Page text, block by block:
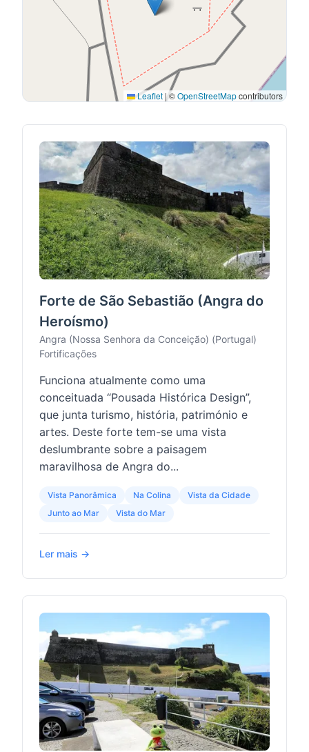
Leaflet |©OpenStreetMapcontributors
Forte de São Sebastião (Angra do
Heroísmo)
Angra (Nossa Senhora da Conceição) (Portugal)
Fortificações
Funciona atualmente como uma
conceituada “Pousada Histórica Design”,
que junta turismo, história, património e
artes. Deste forte tem-se uma vista
deslumbrante sobre a paisagem
maravilhosa de Angra do...
Vista Panorâmica Na Colina
Vista da Cidade
Junto ao Mar
Vista do Mar
Ler mais →